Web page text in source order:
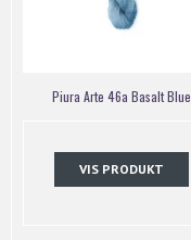
Piura Arte 46a Basalt Blue
VIS PRODUKT